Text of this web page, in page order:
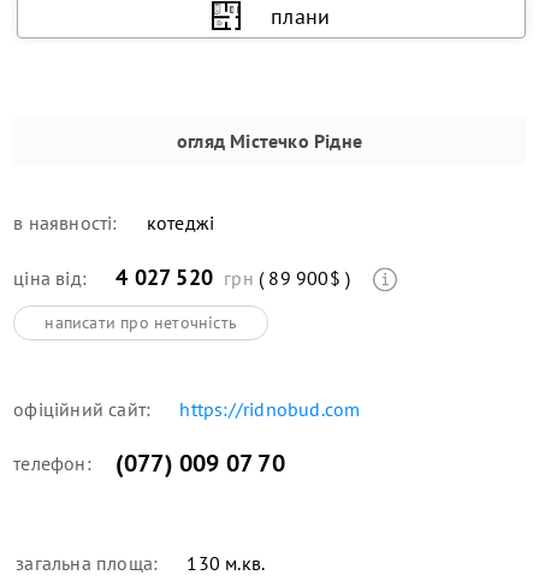
плани
огляд Містечко Рідне
в наявності: котеджі
ціна від: 4 027 520 грн ( 89 900$ )
написати про неточність
офіційний сайт: https://ridnobud.com
телефон: (077) 009 07 70
загальна площа: 130 м.кв.